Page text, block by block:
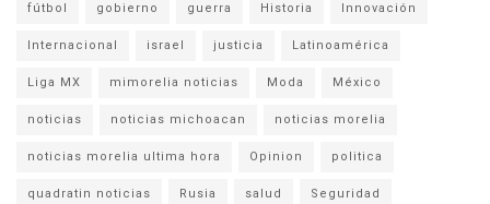
fútbol gobierno guerra Historia Innovación
Internacional israel justicia Latinoamérica
Liga MX mimorelia noticias Moda México
noticias noticias michoacan noticias morelia
noticias morelia ultima hora Opinion politica
quadratin noticias Rusia salud Seguridad